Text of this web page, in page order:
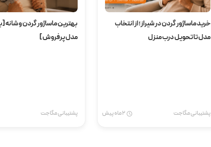
خرید ماساژور گردن در شیراز؛ از انتخاب
مدل تا تحویل درب منزل
پشتیبانی مگاجت
مدل پرفروش ]
پشتیبانی مگاجت